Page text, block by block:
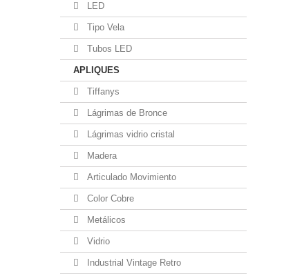
LED
Tipo Vela
Tubos LED
APLIQUES
Tiffanys
Lágrimas de Bronce
Lágrimas vidrio cristal
Madera
Articulado Movimiento
Color Cobre
Metálicos
Vidrio
Industrial Vintage Retro